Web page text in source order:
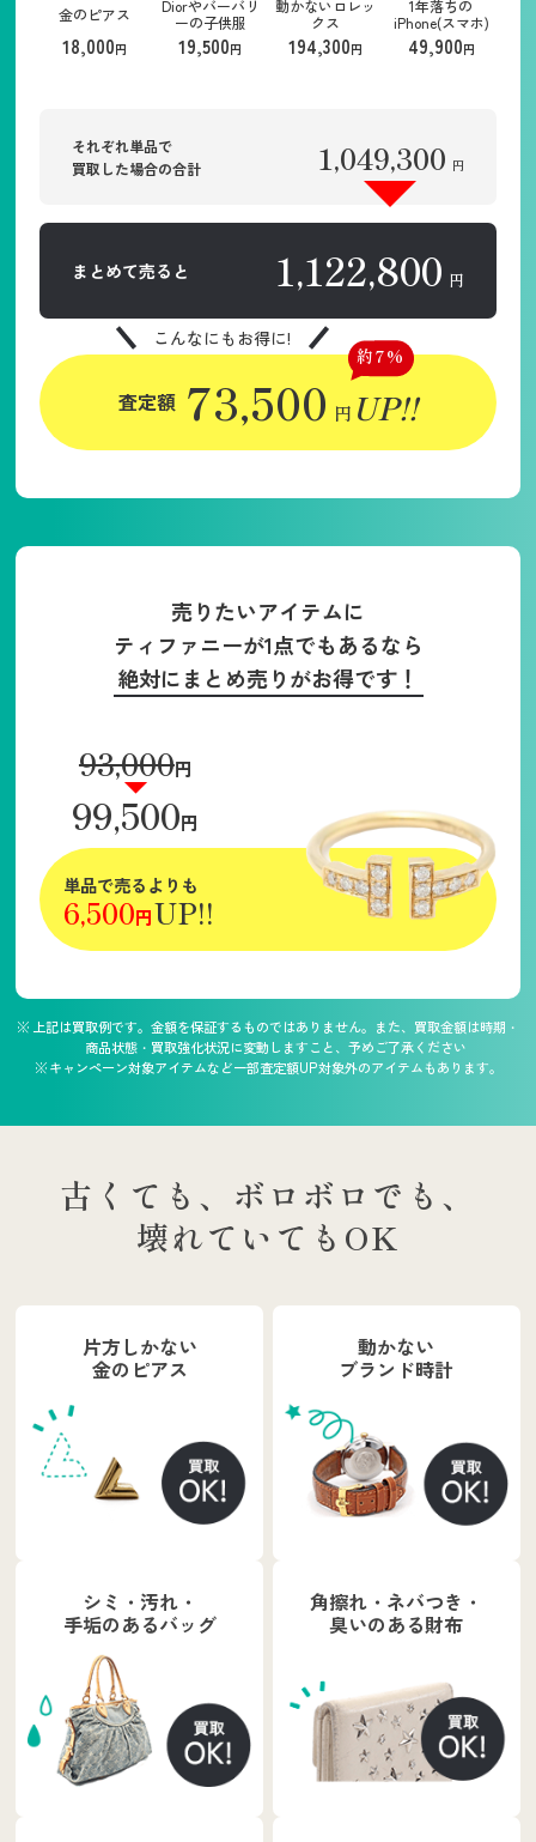
金のピアス
18,000円
Diorやバーバリ
ーの子供服
19,500円
動かないロレッ
クス
194,300円
1年落ちの
iPhone(スマホ)
49,900円
それぞれ単品で
買取した場合の合計
1,049,300 円
まとめて売ると 1,122,800 円
こんなにもお得に!
査定額 73,500 円
約7%
UP!!
売りたいアイテムに
ティファニーが1点でもあるなら
絶対にまとめ売りがお得です！
93,000円
99,500円
単品で売るよりも
6,500円UP!!
上記は買取例です。金額を保証するものではありません。また、買取金額は時期・
商品状態・買取強化状況に変動しますこと、予めご了承ください
キャンペーン対象アイテムなど一部査定額UP対象外のアイテムもあります。
古くても、ボロボロでも、
壊れていてもOK
片方しかない
金のピアス
動かない
ブランド時計
シミ・汚れ・
手垢のあるバッグ
角擦れ・ネバつき・
臭いのある財布